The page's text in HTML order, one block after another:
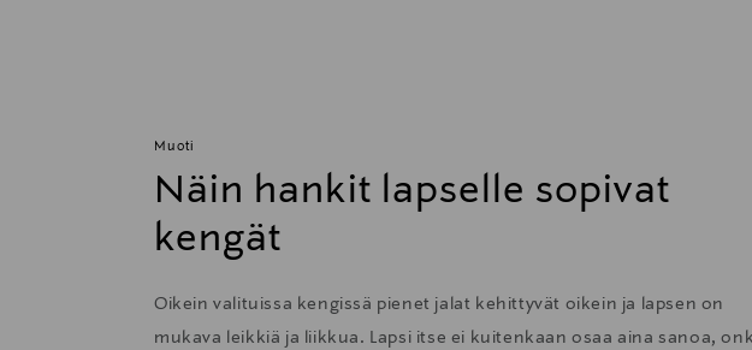
Muoti
Näin hankit lapselle sopivat
kengät
Oikein valituissa kengissä pienet jalat kehittyvät oikein ja lapsen on
mukava leikkiä ja liikkua. Lapsi itse ei kuitenkaan osaa aina sanoa,